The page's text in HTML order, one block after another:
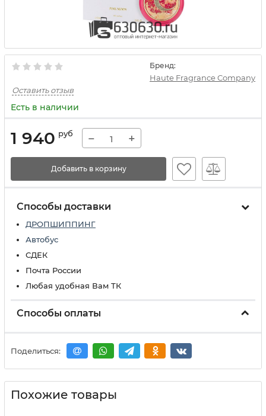
Бренд:
Haute Fragrance Company
Оставить отзыв
Есть в наличии
1 940 руб − +
Добавить в корзину
Способы доставки
ДРОПШИППИНГ
Автобус
СДЕК
Почта России
Любая удобная Вам ТК
Способы оплаты
Поделиться:
Похожие товары